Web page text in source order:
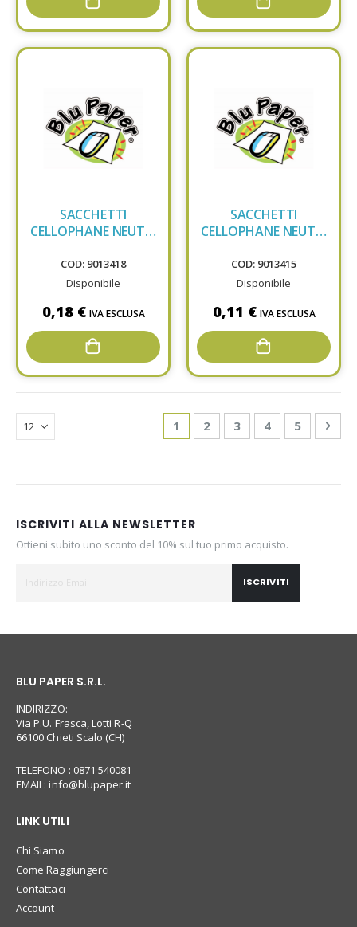
SACCHETTI
CELLOPHANE NEUTRI
ESAGONALE
COD: 9013418
Disponibile
0,18 € IVA ESCLUSA
SACCHETTI
CELLOPHANE NEUTRI
COD: 9013415
Disponibile
0,11 € IVA ESCLUSA
Page
You're currently reading page
1 Page
2 Page
3 Page
4 Page
5
ISCRIVITI ALLA NEWSLETTER
Ottieni subito uno sconto del 10% sul tuo primo acquisto.
ISCRIVITI
BLU PAPER S.R.L.
INDIRIZZO:
Via P.U. Frasca, Lotti R-Q
66100 Chieti Scalo (CH)
TELEFONO : 0871 540081
EMAIL:info@blupaper.it
LINK UTILI
Chi Siamo
Come Raggiungerci
Contattaci
Account